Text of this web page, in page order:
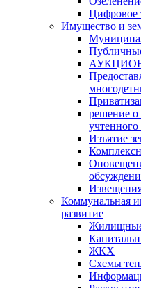
Цифровое
Имущество и
решение о
Изъятие
Коммунальная
развитие
ЖКХ
Схемы